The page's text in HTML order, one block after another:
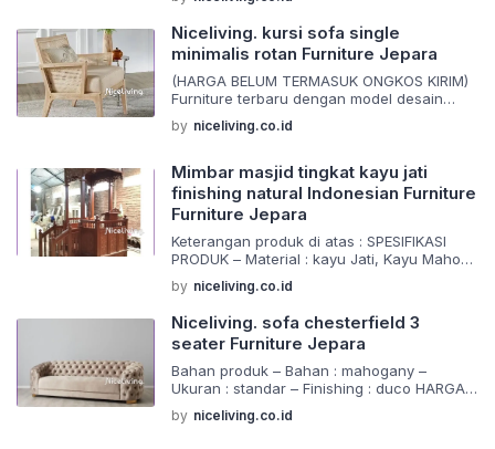
natural ,walnut dan duco atau sesuai yang
anda inginkan – Packing : Menggunakan 2
lapis kertas single fish dan kardus tebal
Barang di buat menggunakan material yang
berkualitas dan juga dikerjakan oleh tangan
tangan […]
Niceliving. kursi sofa single
minimalis rotan Furniture Jepara
(HARGA BELUM TERMASUK ONGKOS KIRIM)
Furniture terbaru dengan model desain
melengkapi rumah anda Barang di buat
dan juga dikerjakan oleh tangan tangan ahli
yang sudah berpegalaman dalam
pembuatan mebel dan pewarnaan
finishing, maka dari itu kami jamin produk
produk yang kami jual, hanya produk
produk […]
by niceliving.co.id
Mimbar masjid tingkat kayu jati
finishing natural Indonesian Furniture
Furniture Jepara
Keterangan produk di atas : SPESIFIKASI
PRODUK – Material : kayu Jati, Kayu Mahoni
natural ,walnut dan duco atau sesuai yang
anda inginkan – Packing : Menggunakan 2
lapis kertas single fish dan kardus tebal
Barang di buat menggunakan material yang
berkualitas dan juga dikerjakan oleh tangan
tangan […]
by niceliving.co.id
Niceliving. sofa chesterfield 3
seater Furniture Jepara
Bahan produk – Bahan : mahogany –
Ukuran : standar – Finishing : duco HARGA
berat yang tertera merupakan berat invois
by niceliving.co.id